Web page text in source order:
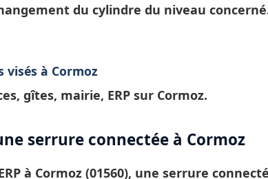
du cylindre du niveau
visés à Cormoz
gîtes, mairie, ERP sur Cormoz.
serrure connectée à Cormoz
à Cormoz (01560), une serrure